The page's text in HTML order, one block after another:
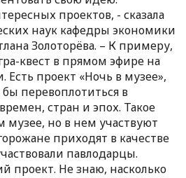
проектов, - сказала
наук кафедры экономики
Золоторёва. – К примеру,
квест в прямом эфире на
проект «Ночь в музее»,
перевоплотиться в
стран и эпох. Такое
музее, но в нем участвуют
приходят в качестве
павлодарцы.
проект. Не знаю, насколько